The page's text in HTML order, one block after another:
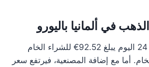
في ألمانيا باليورو
سعر الذهب عيار 24 اليوم يبلغ 92.52€ للشراء الخام
الخام. أما مع إضافة المصنعية، فيرتفع سعر